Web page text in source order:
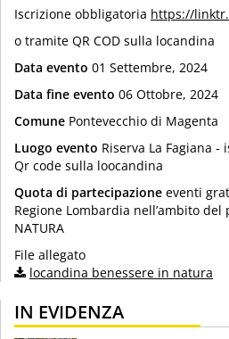
Iscrizione obbligatoria https://
o tramite QR COD sulla locandina
Data evento 01 Settembre, 2024
Data fine evento 06 Ottobre, 2024
Comune Pontevecchio di Magenta
Luogo evento Riserva La Fagiana
Qr code sulla loocandina
Quota di partecipazione eventi
Regione Lombardia nell’ambito del
NATURA
File allegato
locandina benessere in natura
IN EVIDENZA